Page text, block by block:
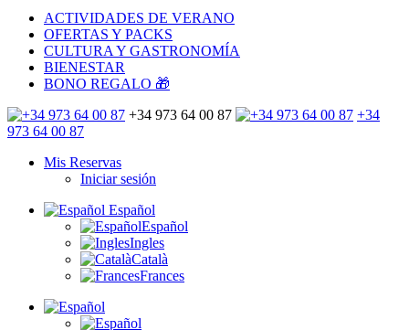
ACTIVIDADES DE VERANO
OFERTAS Y PACKS
CULTURA Y GASTRONOMÍA
BIENESTAR
BONO REGALO 🎁
+34 973 64 00 87
+34
973 64 00 87
Mis Reservas
Iniciar sesión
Español
Español
Ingles
Català
Frances